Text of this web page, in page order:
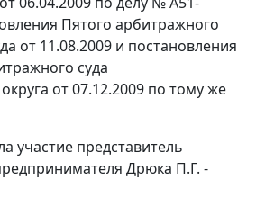
Пятого арбитражного
от 11.08.2009 и постановления
суда
от 07.12.2009 по тому же
участие представитель
Дрюка П.Г. -